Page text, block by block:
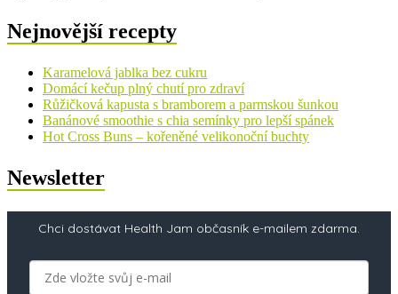
Nejnovější recepty
Karamelová jablka bez cukru
Domácí kečup plný chutí pro zdraví
Růžičková kapusta s bramborem a parmskou šunkou
Banánové smoothie s chia semínky pro lepší spánek
Hot Cross Buns – kořeněné velikonoční buchty
Newsletter
Chci dostávat Health Jam občasník e-mailem zdarma.